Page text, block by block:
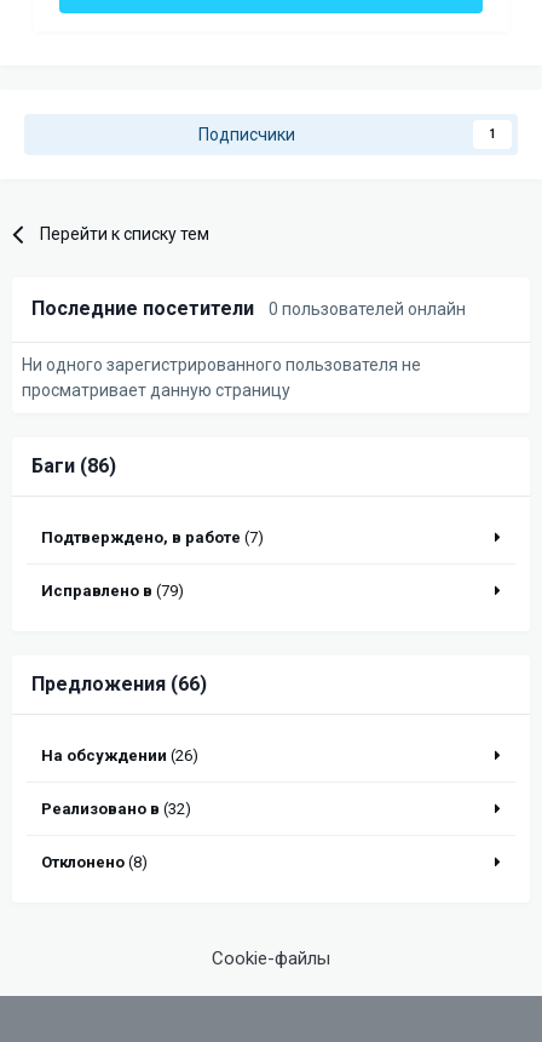
Подписчики 1
Перейти к списку тем
Последние посетители 0 пользователей онлайн
Ни одного зарегистрированного пользователя не
просматривает данную страницу
Баги (86)
Подтверждено, в работе (7)
Исправлено в (79)
Предложения (66)
На обсуждении (26)
Реализовано в (32)
Отклонено (8)
Cookie-файлы